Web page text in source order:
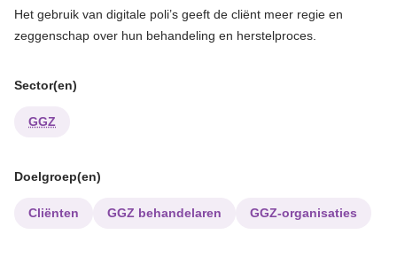
Het gebruik van digitale poli’s geeft de cliënt meer regie en
zeggenschap over hun behandeling en herstelproces.
Sector(en)
GGZ
Doelgroep(en)
Cliënten GGZ behandelaren GGZ-organisaties